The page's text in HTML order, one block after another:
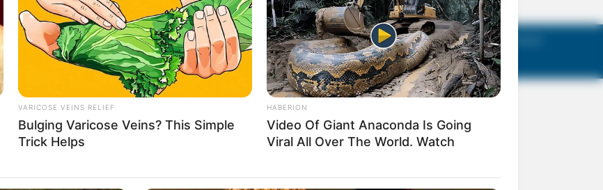
About Us Contact Us Terms of Use Privacy Policy AGM Announcements